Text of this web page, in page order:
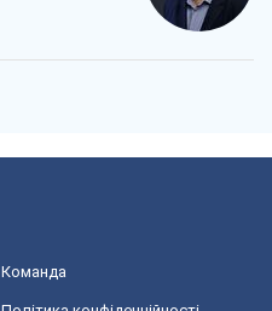
Команда